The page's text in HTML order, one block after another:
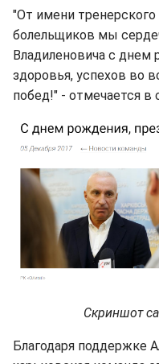
"От имени
болельщиков мы
Владиленовича с днем
здоровья, успехов во
побед!" - отмечается в
Скриншот
Благодаря поддержке